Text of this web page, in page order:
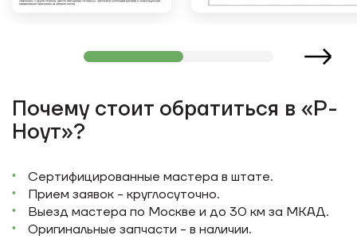
Почему стоит обратиться в «Р-
Ноут»?
Сертифицированные мастера в штате.
Прием заявок - круглосуточно.
Выезд мастера по Москве и до 30 км за МКАД.
Оригинальные запчасти - в наличии.